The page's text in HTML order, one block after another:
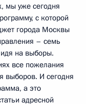
мы уже сегодня
с которой
города Москвы
– семь
на выборы.
все пожелания
выборов. И сегодня
а это
адресной